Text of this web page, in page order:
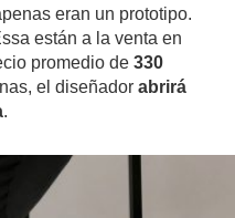
eran un prototipo.
están a la venta en
promedio de330
el diseñadorabrirá
.